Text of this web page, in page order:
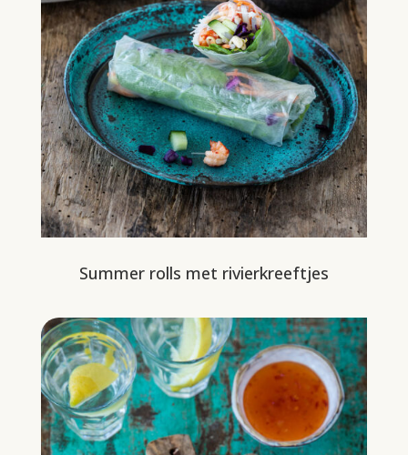
Summer rolls met rivierkreeftjes